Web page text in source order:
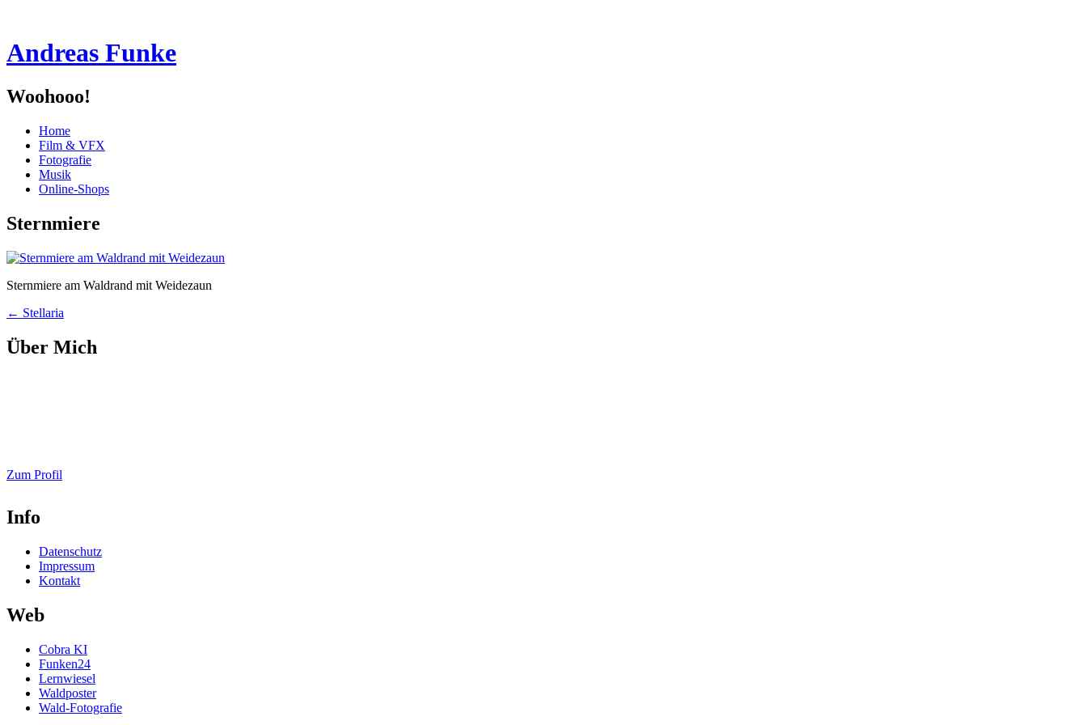
Andreas Funke
Woohooo!
Menü
Zum
Inhalt
springen
Home
Film & VFX
Fotografie
Musik
Online-Shops
Sternmiere
Sternmiere am Waldrand mit Weidezaun
Beitragsnavigation
← Stellaria
Über Mich
Zum Profil
Info
Datenschutz
Impressum
Kontakt
Web
Cobra KI
Funken24
Lernwiesel
Waldposter
Wald-Fotografie